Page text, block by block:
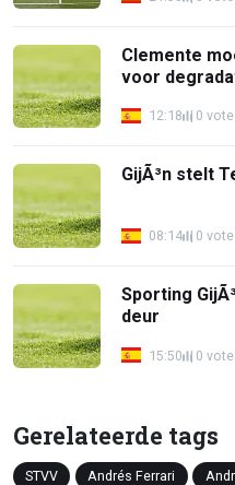
Clemente
voor
12:18 0
GijÃ³n stelt
08:14 0
Sporting
deur
15:50 0
Gerelateerde tags
STVV Andrés Ferrari